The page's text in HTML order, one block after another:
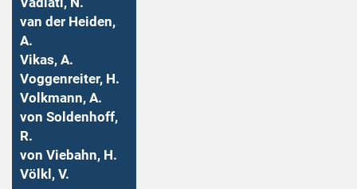
van der Heiden,
A.
Vikas, A.
Voggenreiter, H.
Volkmann, A.
von Soldenhoff,
R.
von Viebahn, H.
Völkl, V.